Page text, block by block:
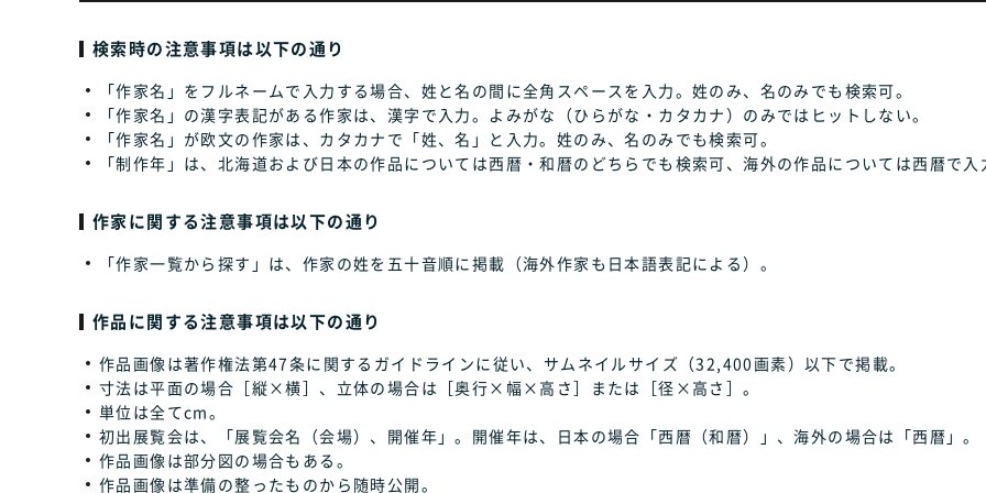
検索時の注意事項は以下の通り
「作家名」をフルネームで入力する場合、姓と名の間に全角スペースを入力。姓のみ、名のみでも検索可。
「作家名」の漢字表記がある作家は、漢字で入力。よみがな（ひらがな・カタカナ）のみではヒットしない。
「作家名」が欧文の作家は、カタカナで「姓、名」と入力。姓のみ、名のみでも検索可。
「制作年」は、北海道および日本の作品については西暦・和暦のどちらでも検索可、海外の作品については西暦で入
作家に関する注意事項は以下の通り
「作家一覧から探す」は、作家の姓を五十音順に掲載（海外作家も日本語表記による）。
作品に関する注意事項は以下の通り
作品画像は著作権法第47条に関するガイドラインに従い、サムネイルサイズ（32,400画素）以下で掲載。
寸法は平面の場合［縦×横］、立体の場合は［奥行×幅×高さ］または［径×高さ］。
単位は全てcm。
初出展覧会は、「展覧会名（会場）、開催年」。開催年は、日本の場合「西暦（和暦）」、海外の場合は「西暦」。
作品画像は部分図の場合もある。
作品画像は準備の整ったものから随時公開。